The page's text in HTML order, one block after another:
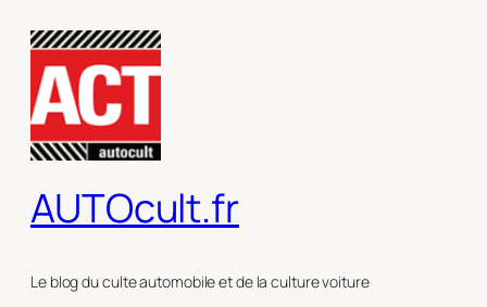
contenu
AUTOcult.fr
Le blog du culte automobile et de la culture voiture